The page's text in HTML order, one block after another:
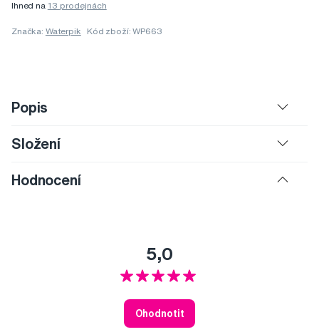
Ihned na 13 prodejnách
Značka: Waterpik Kód zboží: WP663
Popis
Složení
Hodnocení
5,0
Ohodnotit